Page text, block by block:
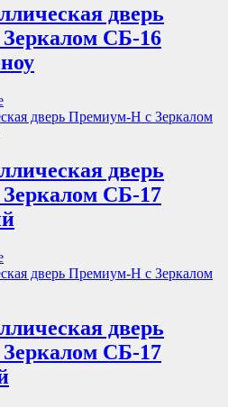
дверь
СБ-16
дверь
СБ-17
дверь
СБ-17